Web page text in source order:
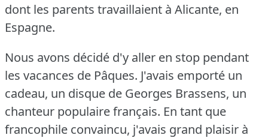
dont les parents travaillaient à Alicante, en
Espagne.
Nous avons décidé d'y aller en stop pendant
les vacances de Pâques. J'avais emporté un
cadeau, un disque de Georges Brassens, un
chanteur populaire français. En tant que
francophile convaincu, j'avais grand plaisir à